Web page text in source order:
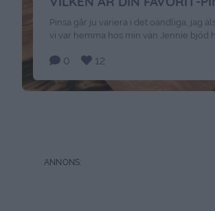
VILKEN ÄR DIN FAVORIT-
Pinsa går ju variera i det oändliga, jag
vi var hemma hos min vän Jennie bjöd
bara skjutsa in i ugnen när gästerna
0 12